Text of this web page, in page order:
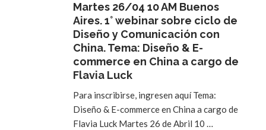
Martes 26/04 10 AM Buenos
Aires. 1° webinar sobre ciclo de
Diseño y Comunicación con
China. Tema: Diseño & E-
commerce en China a cargo de
Flavia Luck
Para inscribirse, ingresen aquí Tema:
Diseño & E-commerce en China a cargo de
Flavia Luck Martes 26 de Abril 10 …